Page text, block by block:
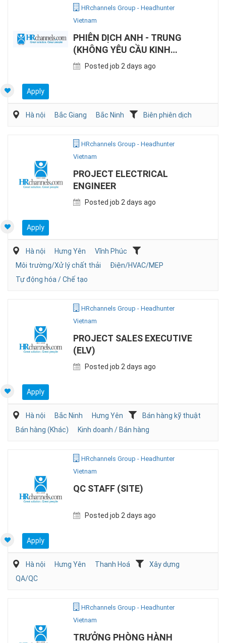
HRchannels Group - Headhunter
Vietnam
PHIÊN DỊCH ANH - TRUNG
(KHÔNG YÊU CẦU KINH
NGHIỆM)
Posted job 2 days ago
Apply
Hà nội Bắc Giang Bắc Ninh Biên phiên dịch
HRchannels Group - Headhunter
Vietnam
PROJECT ELECTRICAL
ENGINEER
Posted job 2 days ago
Apply
Hà nội Hưng Yên
Vĩnh Phúc
Môi trường/Xử lý chất thải
Điện/HVAC/MEP
Tự động hóa / Chế tạo
HRchannels Group - Headhunter
Vietnam
PROJECT SALES EXECUTIVE
(ELV)
Posted job 2 days ago
Apply
Hà nội Bắc Ninh Hưng Yên
Bán hàng kỹ thuật
Bán hàng (Khác)
Kinh doanh / Bán hàng
HRchannels Group - Headhunter
Vietnam
QC STAFF (SITE)
Posted job 2 days ago
Apply
Hà nội Hưng Yên Thanh Hoá
Xây dựng
QA/QC
HRchannels Group - Headhunter
Vietnam
TRƯỞNG PHÒNG HÀNH